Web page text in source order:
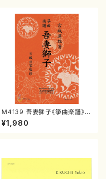
M4139 吾妻獅子《箏曲楽譜》
（箏/宮城道雄著・宮城宗家監修/
箏曲古典楽譜）
¥1,980